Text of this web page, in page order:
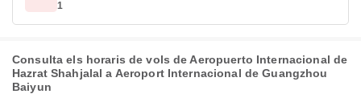
1
Consulta els horaris de vols de Aeropuerto Internacional de
Hazrat Shahjalal a Aeroport Internacional de Guangzhou
Baiyun